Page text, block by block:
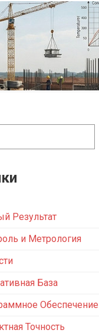
Результат
и Метрология
База
Обеспечение
Точность